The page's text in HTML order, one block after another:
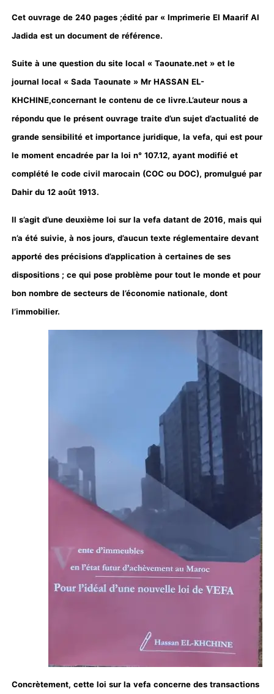
Cet ouvrage de 240 pages ;édité par « Imprimerie El Maarif Al
Jadida est un document de référence.
Suite à une question du site local « Taounate.net » et le
journal local « Sada Taounate » Mr HASSAN EL-
KHCHINE,concernant le contenu de ce livre.L’auteur nous a
répondu que le présent ouvrage traite d’un sujet d’actualité de
grande sensibilité et importance juridique, la vefa, qui est pour
le moment encadrée par la loi n° 107.12, ayant modifié et
complété le code civil marocain (COC ou DOC), promulgué par
Dahir du 12 août 1913.
Il s’agit d’une deuxième loi sur la vefa datant de 2016, mais qui
n’a été suivie, à nos jours, d’aucun texte réglementaire devant
apporté des précisions d’application à certaines de ses
dispositions ; ce qui pose problème pour tout le monde et pour
bon nombre de secteurs de l’économie nationale, dont
l’immobilier.
Concrètement, cette loi sur la vefa concerne des transactions